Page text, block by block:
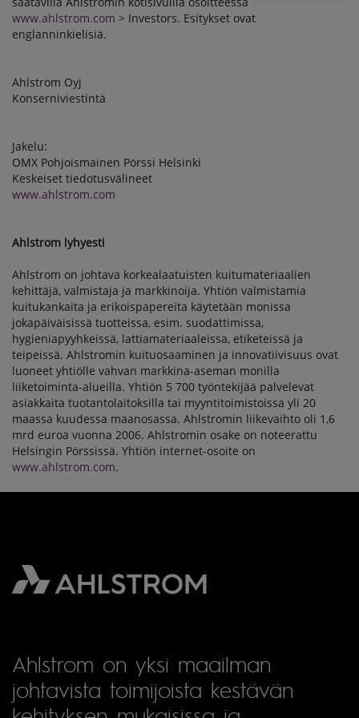
www.ahlstrom.com > Investors. Esitykset ovat
englanninkielisiä.
Ahlstrom Oyj
Konserniviestintä
Jakelu:
OMX Pohjoismainen Pörssi Helsinki
Keskeiset tiedotusvälineet
www.ahlstrom.com
Ahlstrom lyhyesti
Ahlstrom on johtava korkealaatuisten kuitumateriaalien
kehittäjä, valmistaja ja markkinoija. Yhtiön valmistamia
kuitukankaita ja erikoispapereita käytetään monissa
jokapäiväisissä tuotteissa, esim. suodattimissa,
hygieniapyyhkeissä, lattiamateriaaleissa, etiketeissä ja
teipeissä. Ahlstromin kuituosaaminen ja innovatiivisuus ovat
luoneet yhtiölle vahvan markkina-aseman monilla
liiketoiminta-alueilla. Yhtiön 5 700 työntekijää palvelevat
asiakkaita tuotantolaitoksilla tai myyntitoimistoissa yli 20
maassa kuudessa maanosassa. Ahlstromin liikevaihto oli 1,6
mrd euroa vuonna 2006. Ahlstromin osake on noteerattu
Helsingin Pörssissä. Yhtiön internet-osoite on
www.ahlstrom.com.
Ahlstrom on yksi maailman
johtavista toimijoista kestävän